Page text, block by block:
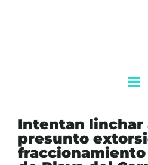
Intentan linchar
presunto